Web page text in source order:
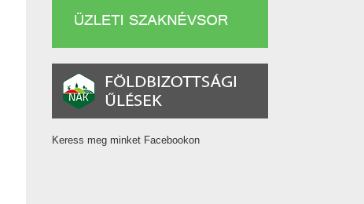
Keress meg minket Facebookon